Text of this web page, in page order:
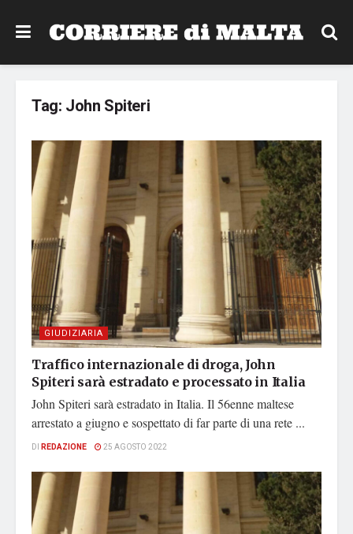
Tag: John Spiteri
GIUDIZIARIA
Traffico internazionale di droga, John
Spiteri sarà estradato e processato in Italia
John Spiteri sarà estradato in Italia. Il 56enne maltese
arrestato a giugno e sospettato di far parte di una rete ...
DI REDAZIONE 25 AGOSTO 2022